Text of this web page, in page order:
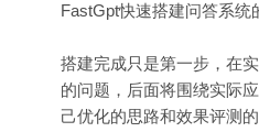
FastGpt快速搭建问答系统
搭建完成只是第一步，在
的问题，后面将围绕实际
己优化的思路和效果评测